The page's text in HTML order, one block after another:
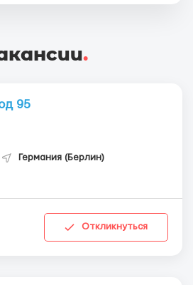
.
95
Германия (Берлин)
Откликнуться